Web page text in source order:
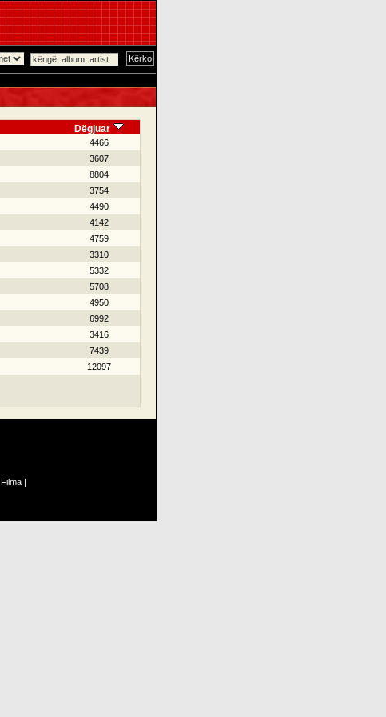
Dëgjuar
4466
3607
8804
3754
4490
4142
4759
3310
5332
5708
4950
6992
3416
7439
12097
Filma |